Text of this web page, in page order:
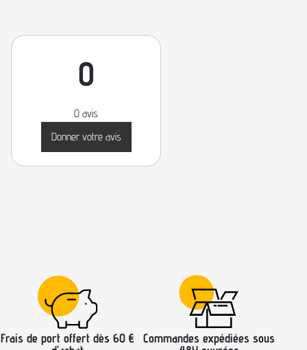
0
0 avis
Donner votre avis
Frais de port offert dès 60 €
Commandes expédiées sous